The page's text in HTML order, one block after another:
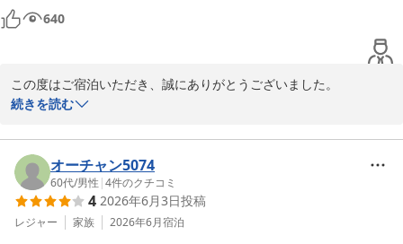
「また利用したいと心から思いました」とのお言葉は、私どもにと
って何よりの励みでございます。これからも、ご年齢を問わず皆様
に安心して快適にお過ごしいただけるホテルを目指し、サービスの
またお母様とご一緒にお越しいただける日を、スタッフ一同心より
この度は誠にありがとうございました。
ホテルラフォーレ那須
ホテルラフォーレ那須
揺れ、廊下でにぎやかに歩いている声も室内までかなりはっきり聞こえ
ました。
全体的には良い滞在でしたが、静かに過ごしたい方は少し気になるかも
しれません。
640
この度はご宿泊いただき、誠にありがとうございました。
だき大変嬉しく拝読いたしました。緑に囲まれた落ち着いた雰囲気
の中で、お寛ぎいただけたご様子で何よりでございます。
また、サービスや温泉につきましてもご満足いただけたとのこと、
大変嬉しく存じます。
続きを読む
オーチャン5074
60代/男性 |4件のクチコミ
4 2026年6月3日投稿
レジャー 家族 2026年6月宿泊